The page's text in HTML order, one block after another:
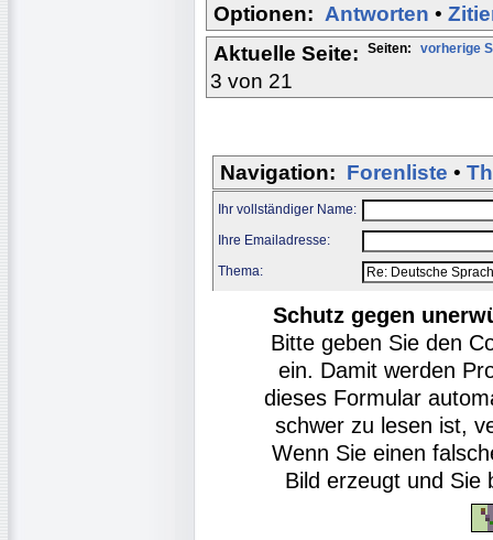
Optionen: Antworten •
Seiten: vorherige
Aktuelle Seite:
3 von 21
Navigation: Forenliste •
Ihr vollständiger Name:
Ihre Emailadresse:
Thema:
Schutz gegen
Bitte geben Sie den
ein. Damit werden
dieses Formular
schwer zu lesen ist,
Wenn Sie einen
Bild erzeugt und Sie